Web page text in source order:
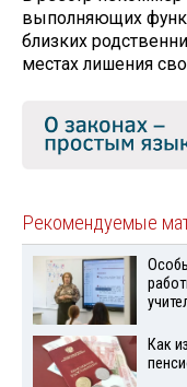
выполняющих
близких
местах лишения
Рекомендуемые
Как